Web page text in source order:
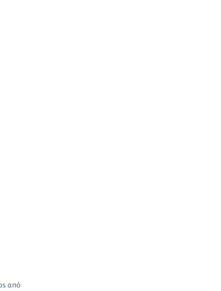
από